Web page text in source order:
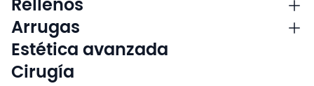
Rellenos
Arrugas
Estética avanzada
Cirugía